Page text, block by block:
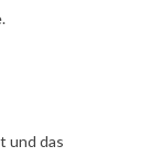
und das